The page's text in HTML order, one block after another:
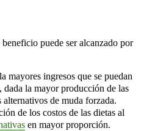
puede ser alcanzado por
mayores ingresos que se puedan
dada la mayor producción de las
alternativos de muda forzada.
de los costos de las dietas al
en mayor proporción.